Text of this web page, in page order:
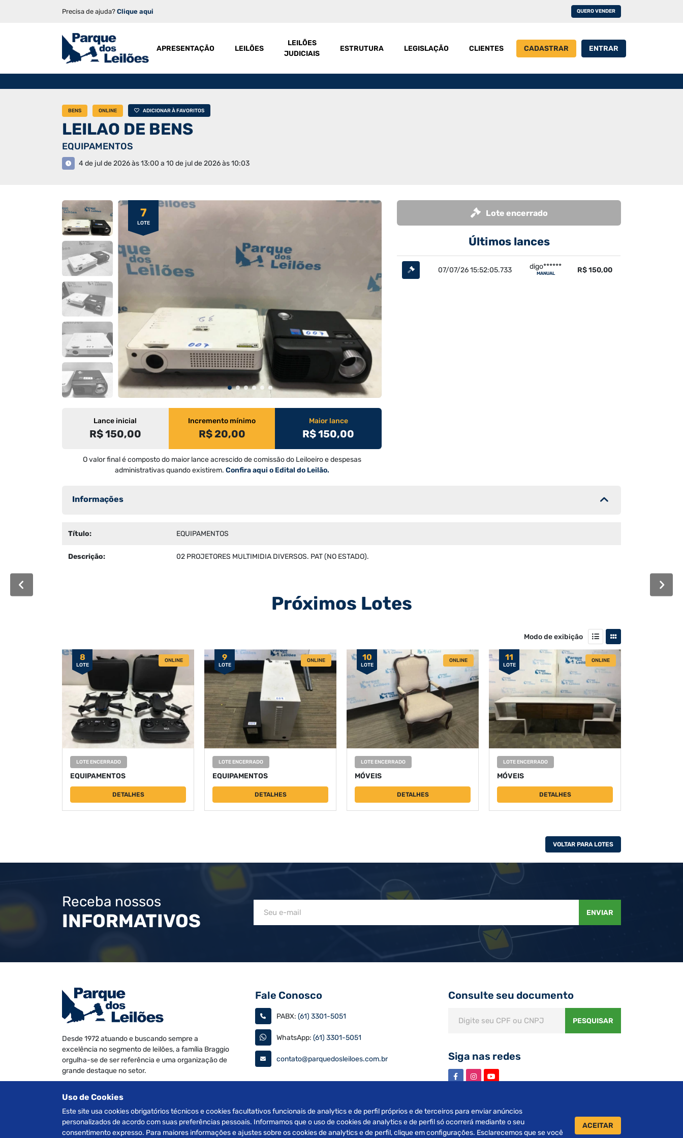
Precisa de ajuda? Clique aqui QUERO VENDER
APRESENTAÇÃO LEILÕES
LEILÕES
JUDICIAIS
ESTRUTURA LEGISLAÇÃO CLIENTES CADASTRAR ENTRAR
BENS ONLINE ADICIONAR À FAVORITOS
LEILAO DE BENS
EQUIPAMENTOS
4 de jul de 2026 às 13:00 a 10 de jul de 2026 às 10:03
7
LOTE
Lance inicial
R$ 150,00
Incremento mínimo
R$ 20,00
Maior lance
R$ 150,00
O valor final é composto do maior lance acrescido de comissão do Leiloeiro e despesas
administrativas quando existirem. Confira aqui o Edital do Leilão.
Lote encerrado
Últimos lances
07/07/26 15:52:05.733 digo******
MANUAL R$ 150,00
Informações
Título: EQUIPAMENTOS
Descrição: 02 PROJETORES MULTIMIDIA DIVERSOS. PAT (NO ESTADO).
Próximos Lotes
Modo de exibição
8
LOTE
ONLINE
LOTE ENCERRADO
EQUIPAMENTOS
DETALHES
9
LOTE
ONLINE
LOTE ENCERRADO
EQUIPAMENTOS
DETALHES
10
LOTE
ONLINE
LOTE ENCERRADO
MÓVEIS
DETALHES
11
LOTE
ONLINE
LOTE ENCERRADO
MÓVEIS
DETALHES
VOLTAR PARA LOTES
Receba nossos
INFORMATIVOS ENVIAR
Desde 1972 atuando e buscando sempre a
excelência no segmento de leilões, a família Braggio
orgulha-se de ser referência e uma organização de
grande destaque no setor.
Veículos, Imóveis Judiciais e Extrajudiciais, Máquinas
e Equipamentos, Informática e Móveis diversos.
Fale Conosco
PABX: (61) 3301-5051
WhatsApp: (61) 3301-5051
contato@parquedosleiloes.com.br
Consulte seu documento
PESQUISAR
Siga nas redes
Uso de Cookies
Este site usa cookies obrigatórios técnicos e cookies facultativos funcionais de analytics e de perfil próprios e de terceiros para enviar anúncios
personalizados de acordo com suas preferências pessoais. Informamos que o uso de cookies de analytics e de perfil só ocorrerá mediante o seu
consentimento expresso. Para maiores informações e ajustes sobre os cookies de analytics e de perfil, clique em configurações. Esclarecemos que se você
ACEITAR